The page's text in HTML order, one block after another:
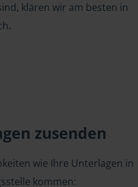
klären wir am besten in
zusenden
wie Ihre Unterlagen in
kommen: